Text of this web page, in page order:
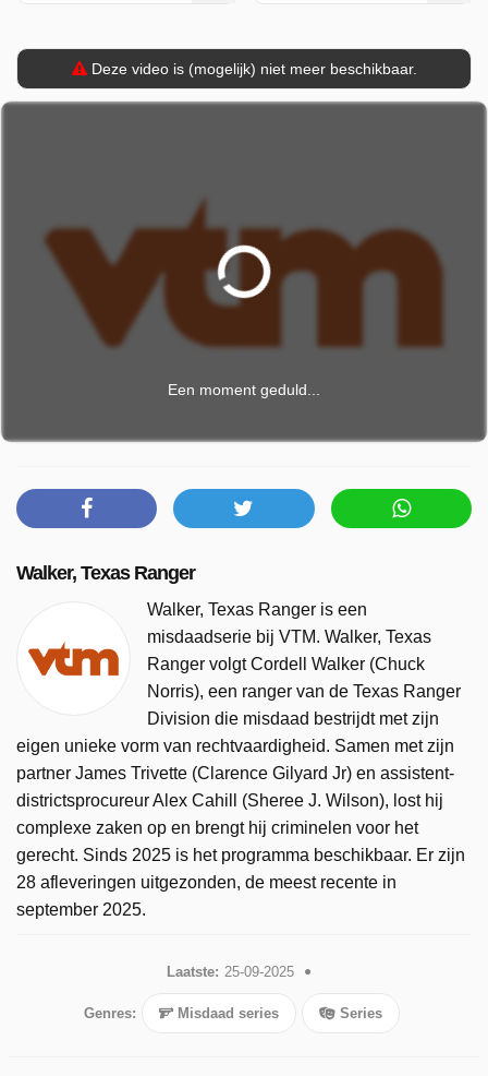
Deze video is (mogelijk) niet meer beschikbaar.
Een moment geduld...
Walker, Texas Ranger
Walker, Texas Ranger is een
misdaadserie bij VTM. Walker, Texas
Ranger volgt Cordell Walker (Chuck
Norris), een ranger van de Texas Ranger
Division die misdaad bestrijdt met zijn
eigen unieke vorm van rechtvaardigheid. Samen met zijn
partner James Trivette (Clarence Gilyard Jr) en assistent-
districtsprocureur Alex Cahill (Sheree J. Wilson), lost hij
complexe zaken op en brengt hij criminelen voor het
gerecht. Sinds 2025 is het programma beschikbaar. Er zijn
28 afleveringen uitgezonden, de meest recente in
september 2025.
Laatste: 25-09-2025
Genres: Misdaad series Series